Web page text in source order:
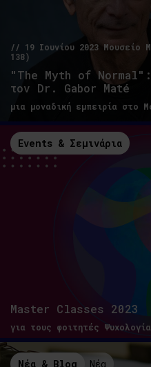
// 19 Ιουνίου 2023 Μουσείο
138)
"The Myth of Normal":
τον Dr. Gabor Maté
μια μοναδική εμπειρία στο
Events & Σεμινάρια
Master Classes 2023
για τους φοιτητές
Νέα & Blog Νέα